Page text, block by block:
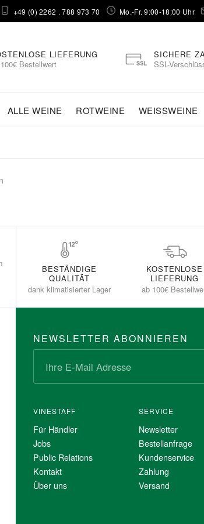
+49 (0) 2262 . 788 973 70⁠ Mo.-Fr. 9:00-18:00 Uhr
LIEFERUNG
Bestellwert
SICHERE
SSL-
ALLE WEINE ROTWEINE WEISSWEINE
BESTÄNDIGE
QUALITÄT
dank klimatisierter Lager
KOSTENLOSE
LIEFERUNG
ab 100€
NEWSLETTER ABONNIEREN
VINESTAFF
Für Händler
Jobs
Public Relations
Kontakt
Über uns
SERVICE
Newsletter
Bestellanfrage
Kundenservice
Zahlung
Versand